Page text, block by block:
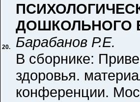
20.
ДОШКОЛЬНОГО
Барабанов Р.Е.
В сборнике:
здоровья.
конференции.